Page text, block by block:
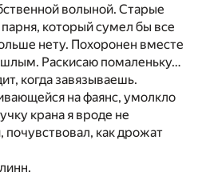
волыной. Старые
который сумел бы все
нету. Похоронен вместе
Раскисаю помаленьку…
когда завязываешь.
на фаянс, умолкло
крана я вроде не
как дрожат